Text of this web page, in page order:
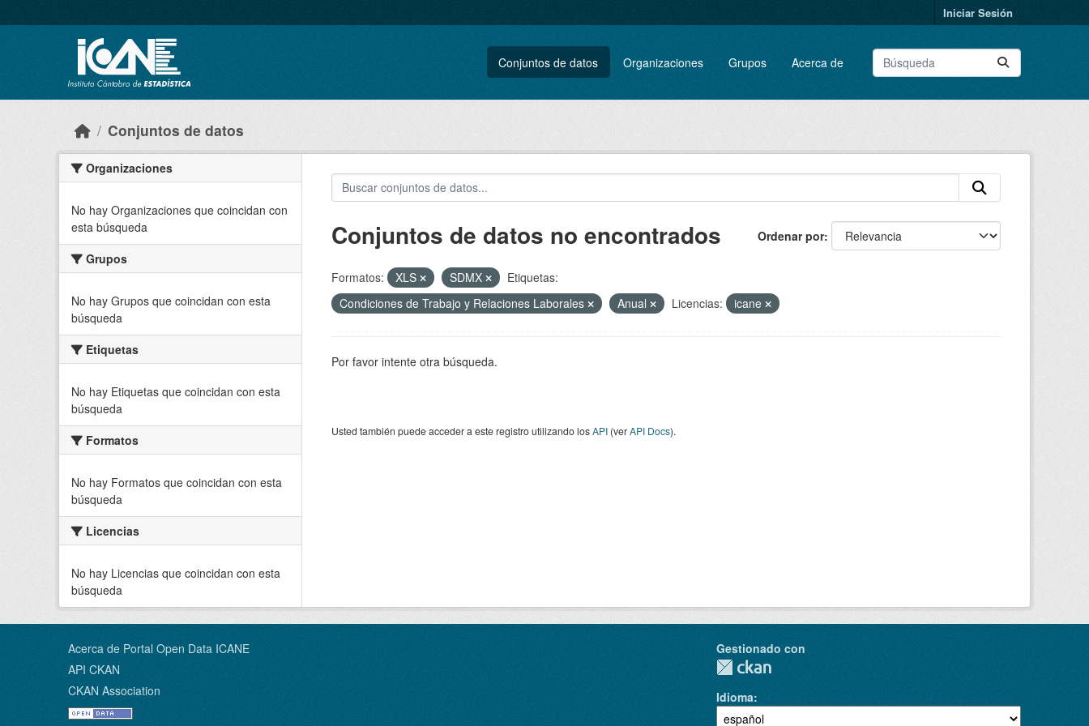
Iniciar Sesión
Conjuntos de datos Organizaciones Grupos Acerca de
Conjuntos de datos
Organizaciones
No hay Organizaciones que coincidan con
esta búsqueda
Grupos
No hay Grupos que coincidan con esta
búsqueda
Etiquetas
No hay Etiquetas que coincidan con esta
búsqueda
Formatos
No hay Formatos que coincidan con esta
búsqueda
Licencias
No hay Licencias que coincidan con esta
búsqueda
Ordenar por
Conjuntos de datos no encontrados
Formatos: XLS SDMX
Etiquetas:
Condiciones de Trabajo y Relaciones Laborales
Anual Licencias: icane
Por favor intente otra búsqueda.
Usted también puede acceder a este registro utilizando losAPI(verAPI Docs).
Acerca de Portal Open Data ICANE
API CKAN
CKAN Association
Gestionado con
Idioma